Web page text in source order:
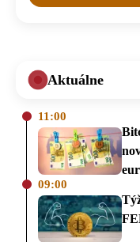
Aktuálne
11:00
eur
09:00